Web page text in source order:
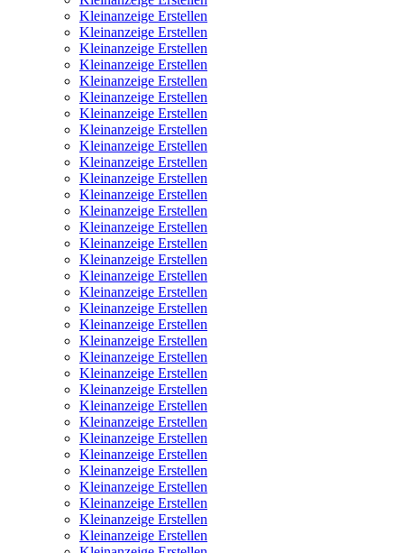
Kleinanzeige Erstellen
Kleinanzeige Erstellen
Kleinanzeige Erstellen
Kleinanzeige Erstellen
Kleinanzeige Erstellen
Kleinanzeige Erstellen
Kleinanzeige Erstellen
Kleinanzeige Erstellen
Kleinanzeige Erstellen
Kleinanzeige Erstellen
Kleinanzeige Erstellen
Kleinanzeige Erstellen
Kleinanzeige Erstellen
Kleinanzeige Erstellen
Kleinanzeige Erstellen
Kleinanzeige Erstellen
Kleinanzeige Erstellen
Kleinanzeige Erstellen
Kleinanzeige Erstellen
Kleinanzeige Erstellen
Kleinanzeige Erstellen
Kleinanzeige Erstellen
Kleinanzeige Erstellen
Kleinanzeige Erstellen
Kleinanzeige Erstellen
Kleinanzeige Erstellen
Kleinanzeige Erstellen
Kleinanzeige Erstellen
Kleinanzeige Erstellen
Kleinanzeige Erstellen
Kleinanzeige Erstellen
Kleinanzeige Erstellen
Kleinanzeige Erstellen